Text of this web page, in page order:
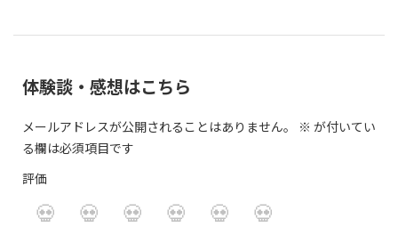
体験談・感想はこちら
メールアドレスが公開されることはありません。 ※ が付いてい
る欄は必須項目です
評価